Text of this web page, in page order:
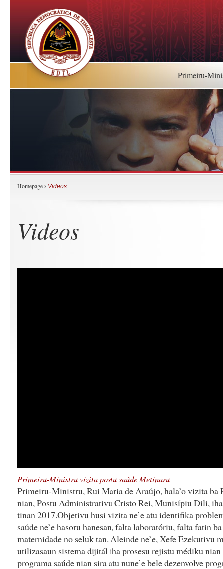
Primeiru-
Homepage › Videos
Videos
Primeiru-Ministru vizita postu saúde Metinaru
Primeiru-Ministru, Rui Maria de Araújo, hala’o vizita ba
nian, Postu Administrativu Cristo Rei, Munisípiu Dili,
tinan 2017.Objetivu husi vizita ne’e atu identifika
saúde ne’e hasoru hanesan, falta laboratóriu, falta fatin
maternidade no seluk tan. Aleinde ne’e, Xefe Ezekutivu
utilizasaun sistema dijitál iha prosesu rejistu médiku nian
programa saúde nian sira atu nune’e bele dezenvolve